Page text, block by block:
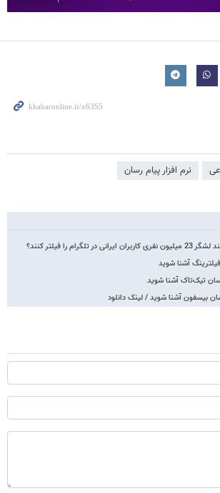
نرم افزار پیام رسان
تلگرام را فیلتر کنند؟
آشنا شوید
تیک‌تاک آشنا شوید
بیسفون آشنا شوید / لینک دانلود